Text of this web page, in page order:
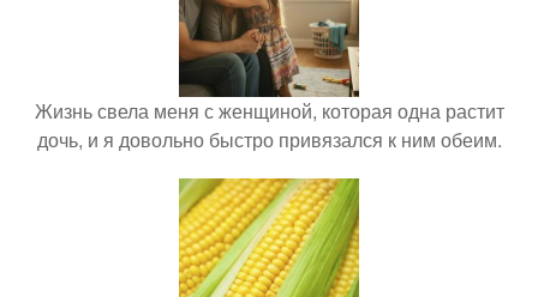
Жизнь свела меня с женщиной, которая одна растит
дочь, и я довольно быстро привязался к ним обеим.